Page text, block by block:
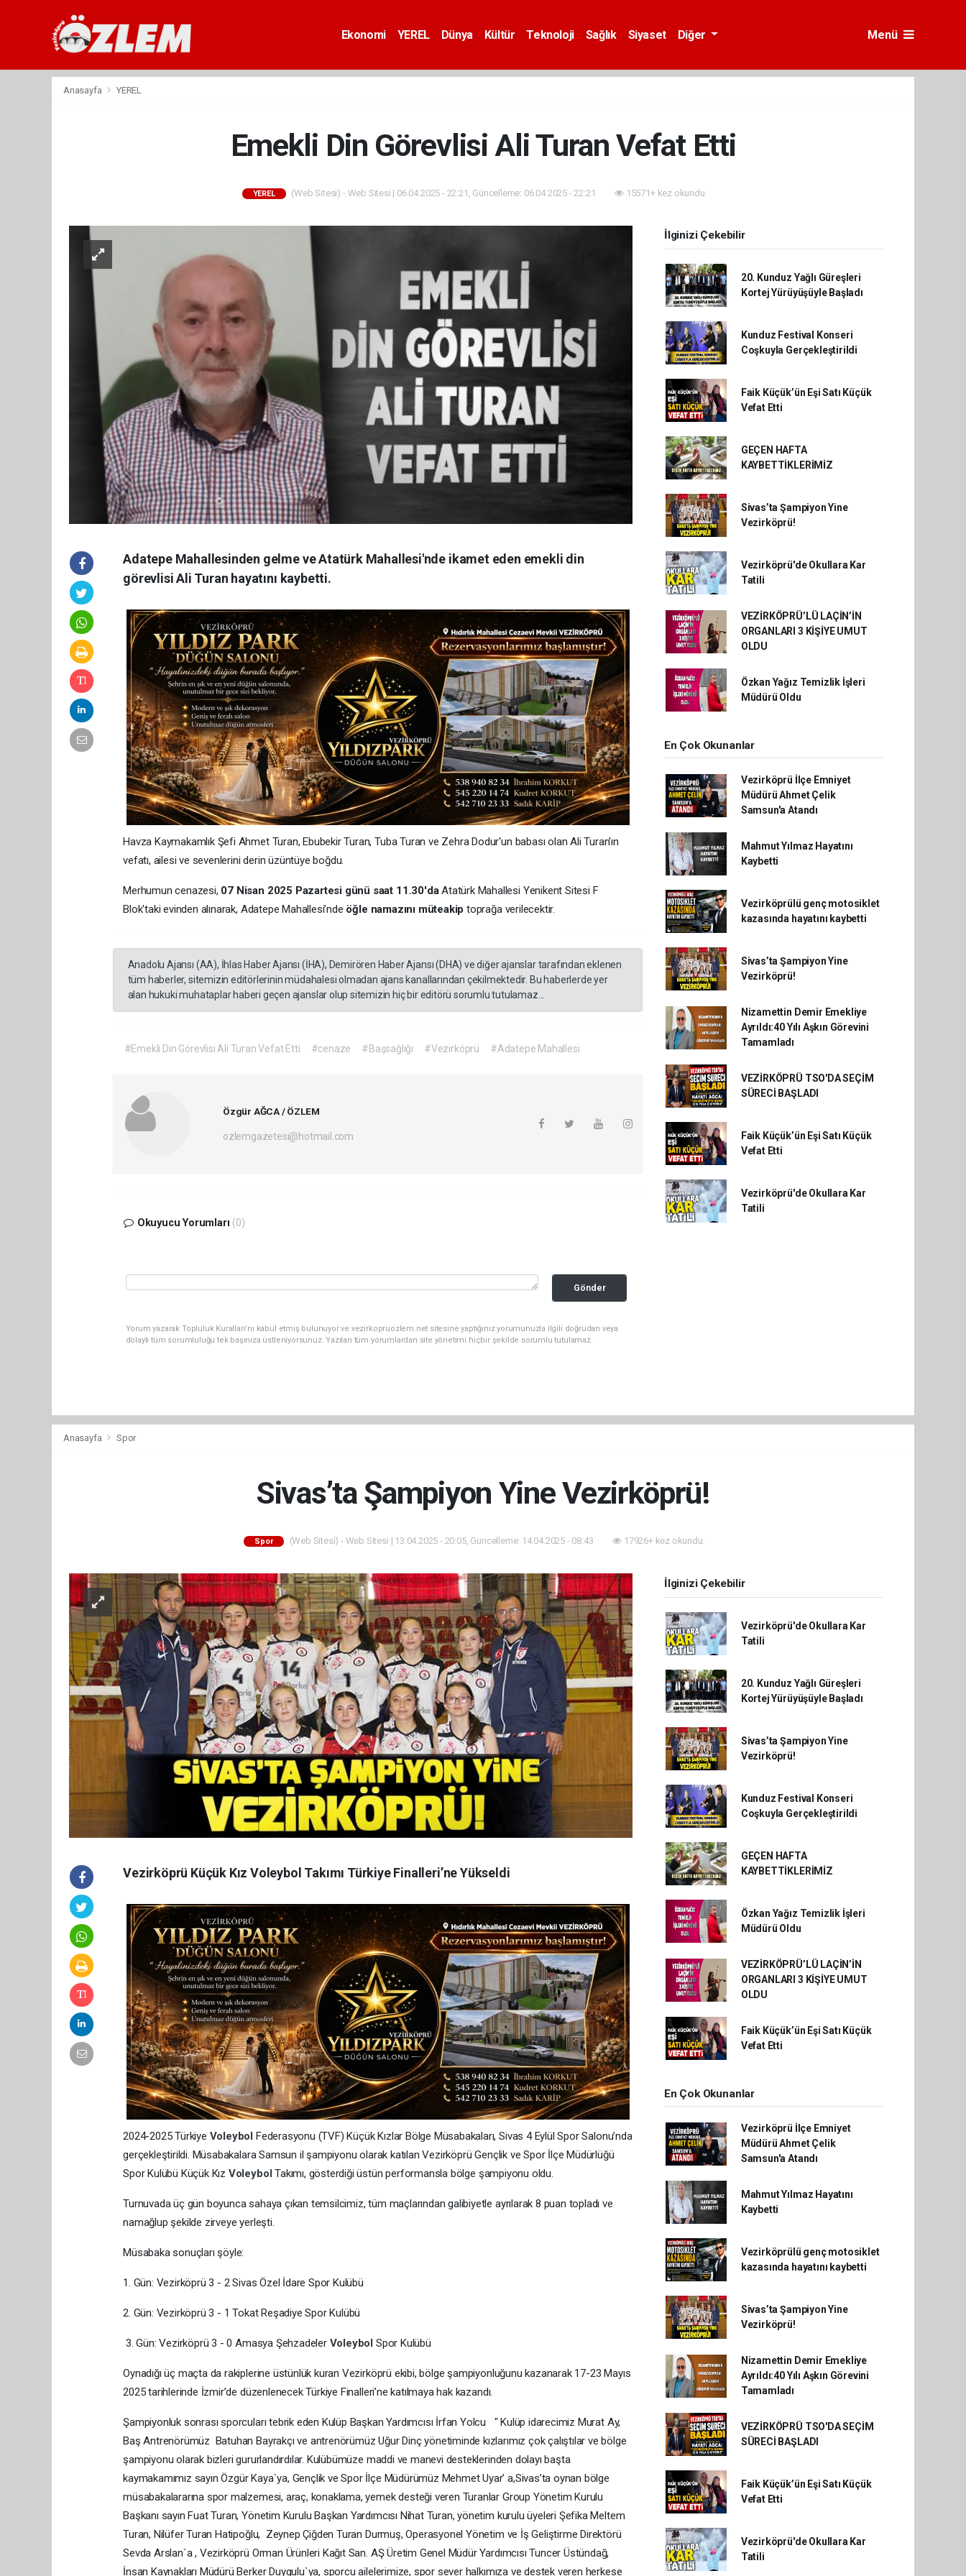
Ekonomi YEREL Dünya Kültür Teknoloji Sağlık Siyaset Diğer Menü
Anasayfa YEREL
Emekli Din Görevlisi Ali Turan Vefat Etti
YEREL (Web Sitesi) - Web Sitesi | 06.04.2025 - 22:21, Güncelleme: 06.04.2025 - 22:21 15571+ kez okundu.
Adatepe Mahallesinden gelme ve Atatürk Mahallesi'nde ikamet eden emekli din
görevlisi Ali Turan hayatını kaybetti.
Havza Kaymakamlık Şefi Ahmet Turan, Ebubekir Turan, Tuba Turan ve Zehra Dodur'un babası olan Ali Turan'ın
vefatı, ailesi ve sevenlerini derin üzüntüye boğdu.
Merhumun cenazesi, 07 Nisan 2025 Pazartesi günü saat 11.30'daAtatürk Mahallesi Yenikent Sitesi F
Blok'taki evinden alınarak, Adatepe Mahallesi’nde öğle namazını müteakip toprağa verilecektir.
Anadolu Ajansı (AA), İhlas Haber Ajansı (İHA), Demirören Haber Ajansı (DHA) ve diğer ajanslar tarafından eklenen
tüm haberler, sitemizin editörlerinin müdahalesi olmadan ajans kanallarından çekilmektedir. Bu haberlerde yer
alan hukuki muhataplar haberi geçen ajanslar olup sitemizin hiç bir editörü sorumlu tutulamaz...
#Emekli Din Görevlisi Ali Turan Vefat Etti #cenaze #Başsağlığı #Vezirköprü #Adatepe Mahallesi
Özgür AĞCA / ÖZLEM
ozlemgazetesi@hotmail.com
Okuyucu Yorumları (0)
Gönder
Yorum yazarak Topluluk Kuralları’nı kabul etmiş bulunuyor ve vezirkopruozlem.net sitesine yaptığınız yorumunuzla ilgili doğrudan veya
dolaylı tüm sorumluluğu tek başınıza üstleniyorsunuz. Yazılan tüm yorumlardan site yönetimi hiçbir şekilde sorumlu tutulamaz.
İlginizi Çekebilir
20. Kunduz Yağlı Güreşleri
Kortej Yürüyüşüyle Başladı
Kunduz Festival Konseri
Coşkuyla Gerçekleştirildi
Faik Küçük’ün Eşi Satı Küçük
Vefat Etti
GEÇEN HAFTA
KAYBETTİKLERİMİZ
Sivas’ta Şampiyon Yine
Vezirköprü!
Vezirköprü'de Okullara Kar
Tatili
VEZİRKÖPRÜ’LÜ LAÇİN’İN
ORGANLARI 3 KİŞİYE UMUT
OLDU
Özkan Yağız Temizlik İşleri
Müdürü Oldu
En Çok Okunanlar
Vezirköprü İlçe Emniyet
Müdürü Ahmet Çelik
Samsun'a Atandı
Mahmut Yılmaz Hayatını
Kaybetti
Vezirköprülü genç motosiklet
kazasında hayatını kaybetti
Sivas’ta Şampiyon Yine
Vezirköprü!
Nizamettin Demir Emekliye
Ayrıldı:40 Yılı Aşkın Görevini
Tamamladı
VEZİRKÖPRÜ TSO'DA SEÇİM
SÜRECİ BAŞLADI
Faik Küçük’ün Eşi Satı Küçük
Vefat Etti
Vezirköprü'de Okullara Kar
Tatili
Anasayfa Spor
Sivas’ta Şampiyon Yine Vezirköprü!
Spor (Web Sitesi) - Web Sitesi | 13.04.2025 - 20:05, Güncelleme: 14.04.2025 - 08:43 17926+ kez okundu.
Vezirköprü Küçük Kız Voleybol Takımı Türkiye Finalleri’ne Yükseldi
2024-2025 Türkiye Voleybol Federasyonu (TVF) Küçük Kızlar Bölge Müsabakaları, Sivas 4 Eylül Spor Salonu’nda
gerçekleştirildi. Müsabakalara Samsun il şampiyonu olarak katılan Vezirköprü Gençlik ve Spor İlçe Müdürlüğü
Spor Kulübü Küçük Kız VoleybolTakımı, gösterdiği üstün performansla bölge şampiyonu oldu.
Turnuvada üç gün boyunca sahaya çıkan temsilcimiz, tüm maçlarından galibiyetle ayrılarak 8 puan topladı ve
namağlup şekilde zirveye yerleşti.
Müsabaka sonuçları şöyle:
1. Gün: Vezirköprü 3 - 2 Sivas Özel İdare Spor Kulübü
2. Gün: Vezirköprü 3 - 1 Tokat Reşadiye Spor Kulübü
3. Gün: Vezirköprü 3 - 0 Amasya Şehzadeler Voleybol Spor Kulübü
Oynadığı üç maçta da rakiplerine üstünlük kuran Vezirköprü ekibi, bölge şampiyonluğunu kazanarak 17-23 Mayıs
2025 tarihlerinde İzmir’de düzenlenecek Türkiye Finalleri’ne katılmaya hak kazandı.
Şampiyonluk sonrası sporcuları tebrik eden Kulüp Başkan Yardımcısı İrfan Yolcu " Kulüp idarecimiz Murat Ay,
Baş Antrenörümüz Batuhan Bayrakçı ve antrenörümüz Uğur Dinç yönetiminde kızlarımız çok çalıştılar ve bölge
şampiyonu olarak bizleri gururlandırdılar. Kulübümüze maddi ve manevi desteklerinden dolayı başta
kaymakamımız sayın Özgür Kaya`ya, Gençlik ve Spor İlçe Müdürümüz Mehmet Uyar’ a,Sivas’ta oynan bölge
müsabakalararına spor malzemesi, araç, konaklama, yemek desteği veren Turanlar Group Yönetim Kurulu
Başkanı sayın Fuat Turan, Yönetim Kurulu Başkan Yardımcısı Nihat Turan, yönetim kurulu üyeleri Şefika Meltem
Turan, Nilüfer Turan Hatipoğlu, Zeynep Çiğden Turan Durmuş, Operasyonel Yönetim ve İş Geliştirme Direktörü
Sevda Arslan`a , Vezirköprü Orman Ürünleri Kağıt San. AŞ Üretim Genel Müdür Yardımcısı Tuncer Üstündağ,
İnsan Kaynakları Müdürü Berker Duygulu`ya, sporcu ailelerimize, spor sever halkımıza ve destek veren herkese
İlginizi Çekebilir
Vezirköprü'de Okullara Kar
Tatili
20. Kunduz Yağlı Güreşleri
Kortej Yürüyüşüyle Başladı
Sivas’ta Şampiyon Yine
Vezirköprü!
Kunduz Festival Konseri
Coşkuyla Gerçekleştirildi
GEÇEN HAFTA
KAYBETTİKLERİMİZ
Özkan Yağız Temizlik İşleri
Müdürü Oldu
VEZİRKÖPRÜ’LÜ LAÇİN’İN
ORGANLARI 3 KİŞİYE UMUT
OLDU
Faik Küçük’ün Eşi Satı Küçük
Vefat Etti
En Çok Okunanlar
Vezirköprü İlçe Emniyet
Müdürü Ahmet Çelik
Samsun'a Atandı
Mahmut Yılmaz Hayatını
Kaybetti
Vezirköprülü genç motosiklet
kazasında hayatını kaybetti
Sivas’ta Şampiyon Yine
Vezirköprü!
Nizamettin Demir Emekliye
Ayrıldı:40 Yılı Aşkın Görevini
Tamamladı
VEZİRKÖPRÜ TSO'DA SEÇİM
SÜRECİ BAŞLADI
Faik Küçük’ün Eşi Satı Küçük
Vefat Etti
Vezirköprü'de Okullara Kar
Tatili